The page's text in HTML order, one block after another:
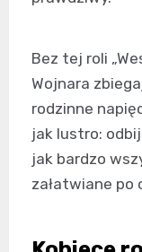
Bez tej roli
Wojnara
rodzinne
jak lustro:
jak bardzo
załatwiane po